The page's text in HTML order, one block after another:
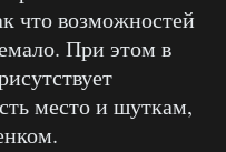
что возможностей
При этом в
место и шуткам,